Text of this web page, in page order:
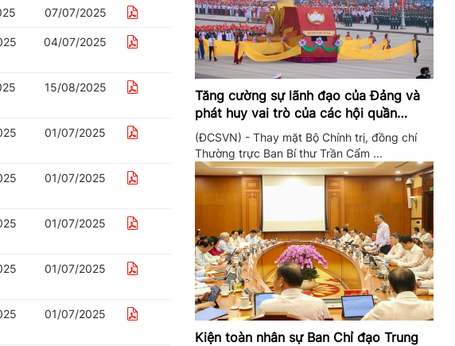
07/07/2025
04/07/2025
15/08/2025
01/07/2025
01/07/2025
01/07/2025
01/07/2025
01/07/2025
Tăng cường sự lãnh đạo của Đảng và
phát huy vai trò của các hội quần
chúng trong giai đoạn phát triển mới
(ĐCSVN) - Thay mặt Bộ Chính trị, đồng chí
Thường trực Ban Bí thư Trần Cẩm ...
Kiện toàn nhân sự Ban Chỉ đạo Trung